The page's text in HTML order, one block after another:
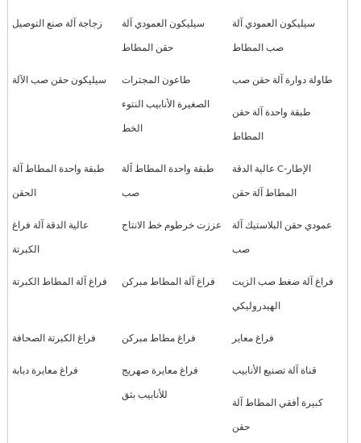
زجاجة آلة صنع التوصيل سيليكون العمودي آلة
حقن المطاط
سيليكون العمودي آلة
صب المطاط
سيليكون حقن صب الآلة طاعون المجترات
الصغيرة الأنابيب النتوء
الخط
طاولة دوارة آلة حقن صب
طبقة واحدة آلة حقن
المطاط
طبقة واحدة المطاط آلة
الحقن
طبقة واحدة المطاط آلة
صب
عالية الدقة C-الإطار
المطاط آلة حقن
عالية الدقة آلة فراغ
الكبرتة
عززت خرطوم خط الانتاج عمودي حقن البلاستيك آلة
صب
فراغ آلة المطاط الكبرتة فراغ آلة المطاط مبركن فراغ آلة ضغط صب الزيت
الهيدروليكي
فراغ الكبرتة الصحافة فراغ مطاط مبركن فراغ معاير
فراغ معايرة دبابة فراغ معايرة صهريج
للأنابيب بثق
قناة آلة تصنيع الأنابيب
كبيرة أفقي المطاط آلة
حقن